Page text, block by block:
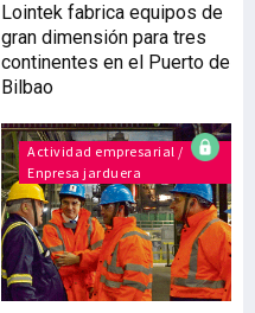
Andreu Puñet; y José
Ignacio Zudaire, director
de Personas, Organización
y Relaciones
Institucionales. Para
López Atxurra, los
resultados conseguidos
han sido “satisfactorios”,
aunque subrayó la
obligatoriedad de “seguir
pedaleando”. Andreu
Lointek fabrica equipos de
gran dimensión para tres
continentes en el Puerto de
Bilbao
Actividad empresarial /
Enpresa jarduera